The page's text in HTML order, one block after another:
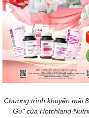
Chương trình khuyến mãi
Gu" của Hotchland